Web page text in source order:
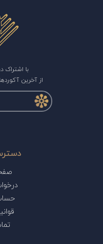
با اشتراک
از آخرین